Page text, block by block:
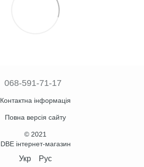
068-591-71-17
Контактна інформація
Повна версія сайту
© 2021
DBE інтернет-магазин
Укр Рус